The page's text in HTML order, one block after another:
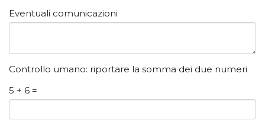
Eventuali comunicazioni
Controllo umano: riportare la somma dei due numeri
5 + 6 =